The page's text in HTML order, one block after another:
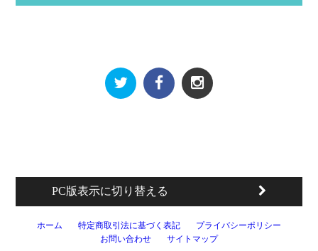
PC版表示に切り替える
ホーム 特定商取引法に基づく表記
プライバシーポリシー
お問い合わせ
サイトマップ